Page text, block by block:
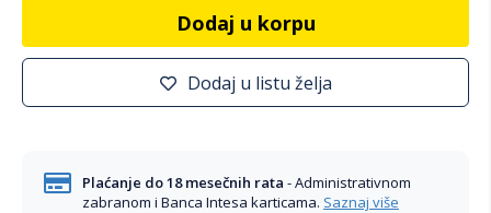
Dodaj u korpu
Dodaj u listu želja
Plaćanje do 18 mesečnih rata - Administrativnom
zabranom i Banca Intesa karticama. Saznaj više